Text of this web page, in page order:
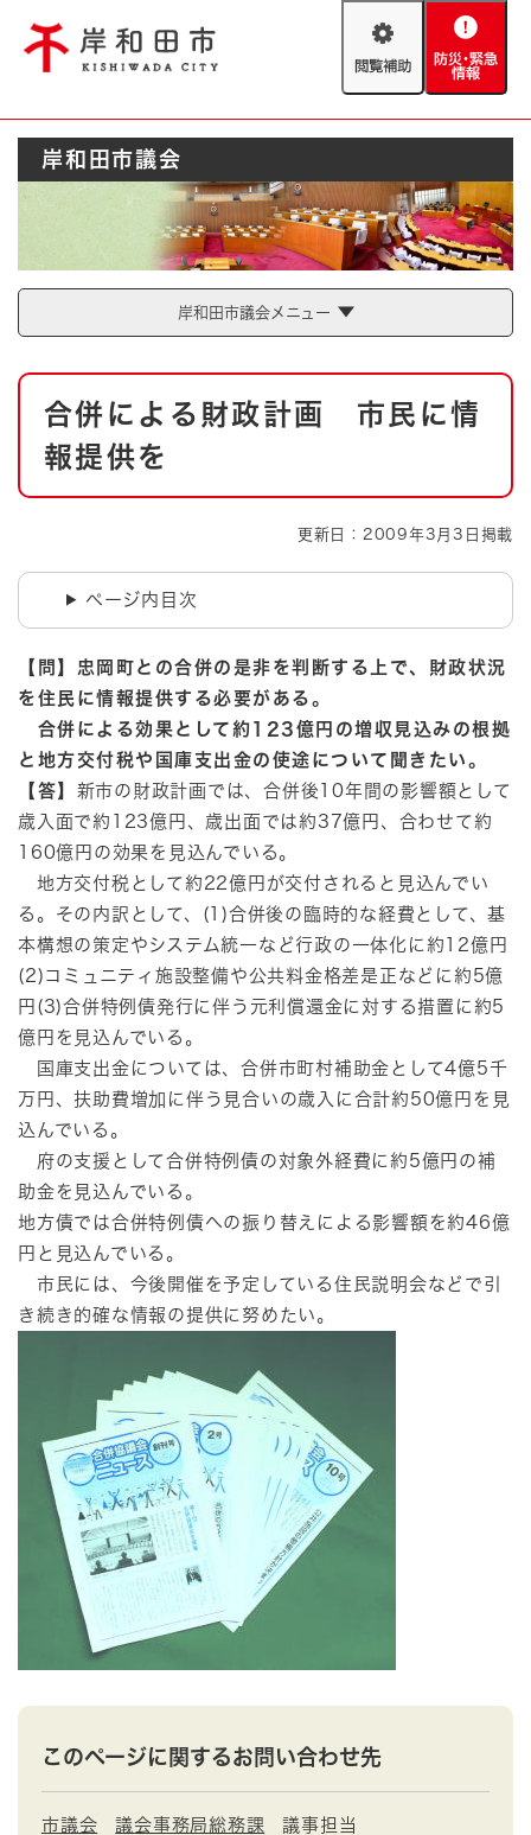
閲
助
防
緊
情
報
Foreign language
やさしい日本語
とじる
防災・緊急情報
ハザードマップ AED設置箇所
とじる
岸和田市議会
岸和田市議会メニュー
本
合併による財政計画 市民に情
報提供を
更新日：2009年3月3日掲載
ページ内目次
【問】忠岡町との合併の是非を判断する上で、財政状況
を住民に情報提供する必要がある。
合併による効果として約123億円の増収見込みの根拠
と地方交付税や国庫支出金の使途について聞きたい。
【答】 新市の財政計画では、合併後10年間の影響額として
歳入面で約123億円、歳出面では約37億円、合わせて約
160億円の効果を見込んでいる。
地方交付税として約22億円が交付されると見込んでい
る。その内訳として、(1)合併後の臨時的な経費として、基
本構想の策定やシステム統一など行政の一体化に約12億円
(2)コミュニティ施設整備や公共料金格差是正などに約5億
円(3)合併特例債発行に伴う元利償還金に対する措置に約5
億円を見込んでいる。
国庫支出金については、合併市町村補助金として4億5千
万円、扶助費増加に伴う見合いの歳入に合計約50億円を見
込んでいる。
府の支援として合併特例債の対象外経費に約5億円の補
助金を見込んでいる。
地方債では合併特例債への振り替えによる影響額を約46億
円と見込んでいる。
市民には、今後開催を予定している住民説明会などで引
き続き的確な情報の提供に努めたい。
このページに関するお問い合わせ先
市議会 議会事務局総務課 議事担当